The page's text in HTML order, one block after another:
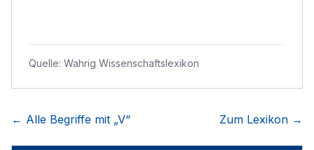
Quelle: Wahrig Wissenschaftslexikon
← Alle Begriffe mit „V“ Zum Lexikon →